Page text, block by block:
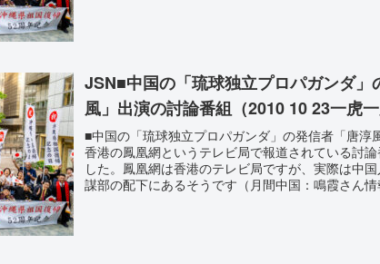
JSN■中国の「琉球独立プロパガンダ」
風」出演の討論番組（2010 10 23一虎一
■中国の「琉球独立プロパガンダ」の発信者「唐淳
香港の鳳凰網というテレビ局で報道されている討
した。鳳凰網は香港のテレビ局ですが、実際は中
謀部の配下にあるそうです（月間中国：鳴霞さん